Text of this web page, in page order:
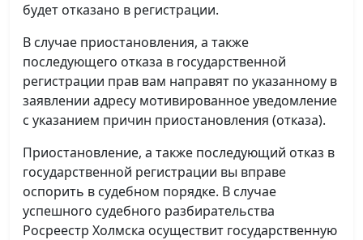
будет отказано в регистрации.
В случае приостановления, а также
последующего отказа в государственной
регистрации прав вам направят по указанному в
заявлении адресу мотивированное уведомление
с указанием причин приостановления (отказа).
Приостановление, а также последующий отказ в
государственной регистрации вы вправе
оспорить в судебном порядке. В случае
успешного судебного разбирательства
Росреестр Холмска осуществит государственную